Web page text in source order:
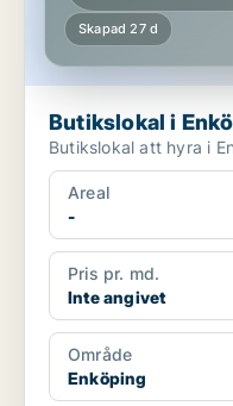
Skapad 27 d
Butikslokal i
Butikslokal att hyra i
Areal
-
Pris pr. md.
Inte angivet
Område
Enköping